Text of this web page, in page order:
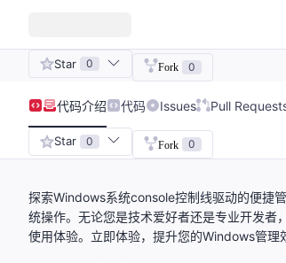
Star 0 Fork 0
代码介绍 代码 Issues Pull
Star 0 Fork 0
探索Windows系统console控制线驱动的便捷
统操作。无论您是技术爱好者还是专业开发者
使用体验。立即体验，提升您的Windows管理